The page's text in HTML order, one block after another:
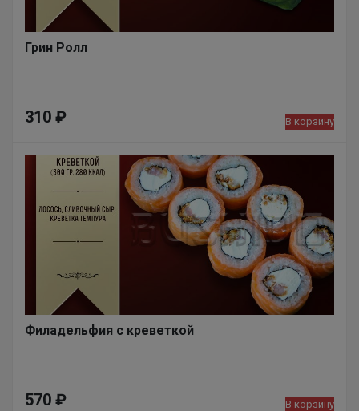
Грин Ролл
310 ₽ В корзину
Филадельфия с креветкой
570 ₽ В корзину